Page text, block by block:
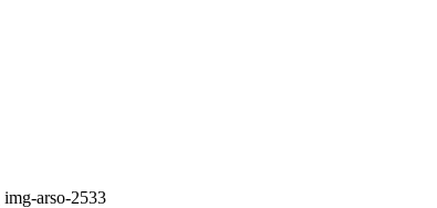
img-arso-2533